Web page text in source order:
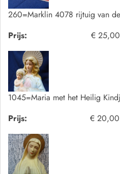
260=Marklin 4078 rijtuig van
Prijs:
€ 25,00
1045=Maria met het Heilig
Prijs:
€ 20,00